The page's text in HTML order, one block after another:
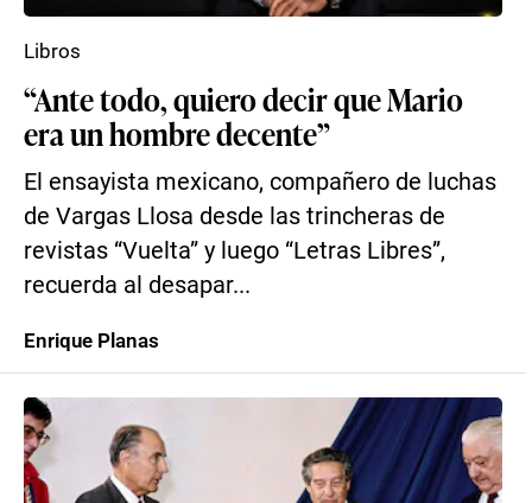
“Ante todo, quiero decir que Mario
era un hombre decente”
El ensayista mexicano, compañero de luchas
de Vargas Llosa desde las trincheras de
revistas “Vuelta” y luego “Letras Libres”,
recuerda al desapar...
Libros
Enrique Planas